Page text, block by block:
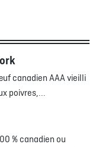
canadien AAA vieilli
poivres,...
% canadien ou